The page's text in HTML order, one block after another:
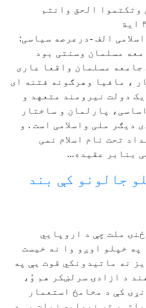
وتکتموا الحق وانتم
الف -درعرصه سیاسی:
مسلمان وسنتی بود
جامعه مسلمان واقعا عاری
، مافیا وهرګونه فتنه ای
دولت نیرومند متعهد و
پارلمان و ساختار
دیګر ملی واسلامی است . و
تحت نام اسلام نمی
بنابر عقیده...
جالونو کې بند
ملت چې د اروپایي
په خپلو اوږو وا نه خیست
نه ماتیدونکي قوت یې په
د ازادۍ سرلښکر هم وُ،
کې د مخامخ استعمار